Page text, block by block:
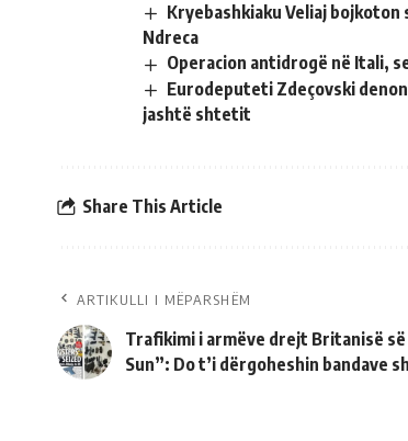
Kryebashkiaku Veliaj
Ndreca
Operacion antidrogë në Itali,
Eurodeputeti Zdeçovski
jashtë shtetit
Share This Article
ARTIKULLI I MËPARSHËM
Trafikimi i armëve drejt Britanisë
Sun”: Do t’i dërgoheshin bandave